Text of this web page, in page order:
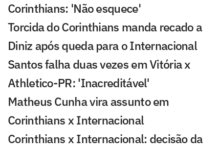
Corinthians: 'Não esquece'
Torcida do Corinthians manda recado a
Diniz após queda para o Internacional
Santos falha duas vezes em Vitória x
Athletico-PR: 'Inacreditável'
Matheus Cunha vira assunto em
Corinthians x Internacional
Corinthians x Internacional: decisão da